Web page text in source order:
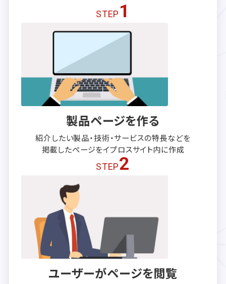
STEP 1
製品ページを作る
紹介したい製品・技術・サービスの特長などを
掲載したページをイプロスサイト内に作成
STEP2
ユーザーがページを閲覧